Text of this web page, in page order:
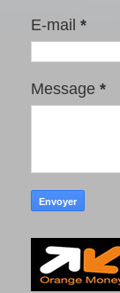
E-mail *
Message *